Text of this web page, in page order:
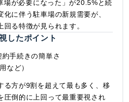
場が必要になった」が20.5%と続
に伴う駐車場の新規需要が、
る特徴が見られます。
したポイント
約手続きの簡単さ
など）
る方が9割を超えて最も多く、移
圧倒的に上回って最重要視され